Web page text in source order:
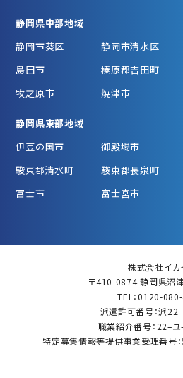
静岡県中部地域
静岡市葵区
静岡市清水区
島田市
榛原郡吉田町
牧之原市
焼津市
静岡県東部地域
伊豆の国市
御殿場市
駿東郡清水町
駿東郡長泉町
富士市
富士宮市
株式会社イカ
〒410-0874 静岡県沼
TEL：0120-
派遣許可番号：派
職業紹介番号：22–
特定募集情報等提供事業受理番号